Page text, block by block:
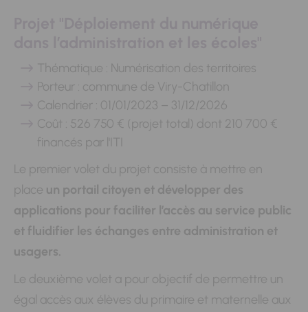
Thématique : Numérisation des territoires
Porteur : commune de Viry-Chatillon
Calendrier : 01/01/2023 – 31/12/2026
Coût : 526 750 € (projet total) dont 210 700 €
financés par l'ITI
Le premier volet du projet consiste à mettre en
place un portail citoyen et développer des
applications pour faciliter l’accès au service public
et fluidifier les échanges entre administration et
usagers.
Le deuxième volet a pour objectif de permettre un
égal accès aux élèves du primaire et maternelle aux